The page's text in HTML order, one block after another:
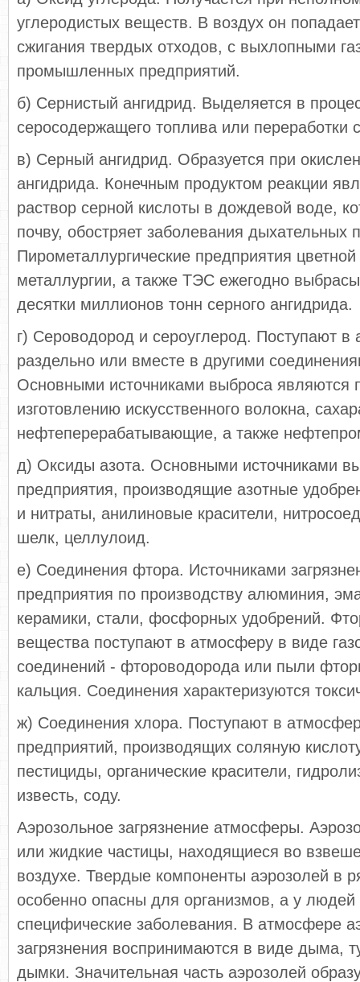
углеродистых веществ. В воздух он
сжигания твердых отходов, с выхлопными
промышленных предприятий.
б) Сернистый ангидрид. Выделяется в
серосодержащего топлива или переработки
в) Серный ангидрид. Образуется при
ангидрида. Конечным продуктом реакции
раствор серной кислоты в дождевой воде,
почву, обостряет заболевания дыхательных
Пирометаллургические предприятия
металлургии, а также ТЭС ежегодно
десятки миллионов тонн серного ангидрида.
г) Сероводород и сероуглерод. Поступают в
раздельно или вместе в другими
Основными источниками выброса являются
изготовлению искусственного волокна,
нефтеперерабатывающие, а также
д) Оксиды азота. Основными источниками
предприятия, производящие азотные
и нитраты, анилиновые красители,
шелк, целлулоид.
е) Соединения фтора. Источниками
предприятия по производству алюминия,
керамики, стали, фосфорных удобрений.
вещества поступают в атмосферу в виде
соединений - фтороводорода или пыли
кальция. Соединения характеризуются
ж) Соединения хлора. Поступают в
предприятий, производящих соляную
пестициды, органические красители,
известь, соду.
Аэрозольное загрязнение атмосферы.
или жидкие частицы, находящиеся во
воздухе. Твердые компоненты аэрозолей в
особенно опасны для организмов, а у
специфические заболевания. В атмосфере
загрязнения воспринимаются в виде дыма,
дымки. Значительная часть аэрозолей